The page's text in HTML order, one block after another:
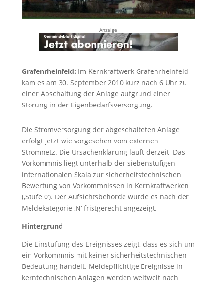
Anzeige
Grafenrheinfeld: Im Kernkraftwerk Grafenrheinfeld
kam es am 30. September 2010 kurz nach 6 Uhr zu
einer Abschaltung der Anlage aufgrund einer
Störung in der Eigenbedarfsversorgung.
Die Stromversorgung der abgeschalteten Anlage
erfolgt jetzt wie vorgesehen vom externen
Stromnetz. Die Ursachenklärung läuft derzeit. Das
Vorkommnis liegt unterhalb der siebenstufigen
internationalen Skala zur sicherheitstechnischen
Bewertung von Vorkommnissen in Kernkraftwerken
(‚Stufe 0‘). Der Aufsichtsbehörde wurde es nach der
Meldekategorie ‚N‘ fristgerecht angezeigt.
Hintergrund
Die Einstufung des Ereignisses zeigt, dass es sich um
ein Vorkommnis mit keiner sicherheitstechnischen
Bedeutung handelt. Meldepflichtige Ereignisse in
kerntechnischen Anlagen werden weltweit nach